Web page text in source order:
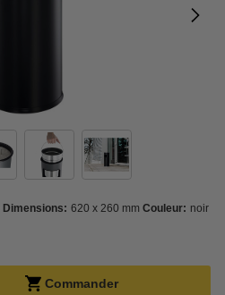
Dimensions: 620 x 260 mm Couleur: noir
Commander